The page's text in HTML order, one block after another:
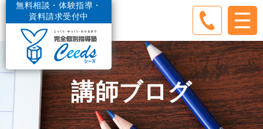
無料相談・体験指導・
資料請求受付中
講師ブログ